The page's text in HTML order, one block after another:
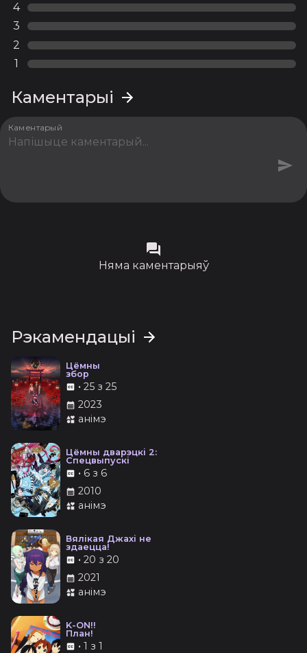
4
3
2
1
Каментарыі
Каментарый
Няма каментарыяў
Рэкамендацыі
Цёмны
збор
• 25 з 25
2023
анімэ
Цёмны дварэцкі 2:
Спецвыпускі
• 6 з 6
2010
анімэ
Вялікая Джахі не
здаецца!
• 20 з 20
2021
анімэ
K-ON!!
План!
• 1 з 1